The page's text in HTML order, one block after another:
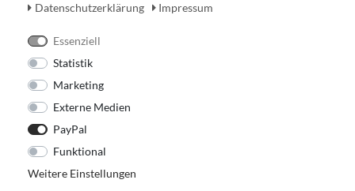
Daten­schutz­erklärung
Impressum
Essenziell
Statistik
Marketing
Externe Medien
PayPal
Funktional
Weitere Einstellungen